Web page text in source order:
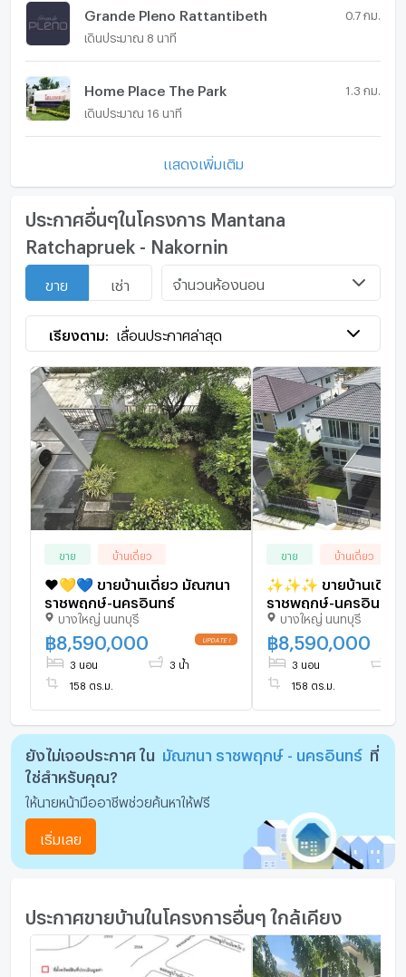
-ตลาดดอนพรหม 40คัน
**ปั้มน้ำมัน
-PTT 2 แห่ง
**โรงพยาบาล
-TDH Dental สาขาราชพฤกษ์
**ห้างสรรพสินค้า
-The Walk Ratchapruek
-The Crystal SB Ratchapruek
-Central Rattanathibet
-Central Westgate
-Homepro Ratchapruek
รร.อนุบาลเด่นหล้า พระราม5
รร.นานาชาติ DBS
รร.เตรียมอุดมพัฒนาการ นนทบุรี
มหาวิทยาลัยราชพฤกษ์
ราคาขาย 12,980,000 บาท (ค่าโอนคนละครึ่ง)
TEL:0910828888
Grande Pleno Rattantibeth 0.7 กม.
เดินประมาณ 8 นาที
Home Place The Park 1.3 กม.
เดินประมาณ 16 นาที
แสดงเพิ่มเติม
ประกาศอื่นๆในโครงการ Mantana
Ratchapruek - Nakornin
ขาย เช่า จำนวนห้องนอน
เรียงตาม: เลื่อนประกาศล่าสุด
ขาย บ้านเดี่ยว
❤️💛💙 ขายบ้านเดี่ยว มัณฑนา
ราชพฤกษ์-นครอินทร์
บางใหญ่ นนทบุรี
฿8,590,000
3 นอน 3 น้ำ
158 ตร.ม.
ขาย บ้านเดี่ยว
✨✨✨ ขายบ้านเดี่ย
ราชพฤกษ์-นครอินทร์ 💎 ราคา
พิเศษเพียง 8.59 ล้านบ
บางใหญ่ นนทบุรี
฿8,590,000
3 นอน
158 ตร.ม.
ยังไม่เจอประกาศ ใน มัณฑนา ราชพฤกษ์ - นครอินทร์
ที่
ใช่สำหรับคุณ?
ให้นายหน้ามืออาชีพช่วยค้นหาให้ฟรี
เริ่มเลย
ประกาศขายบ้านในโครงการอื่นๆ ใกล้เคียง